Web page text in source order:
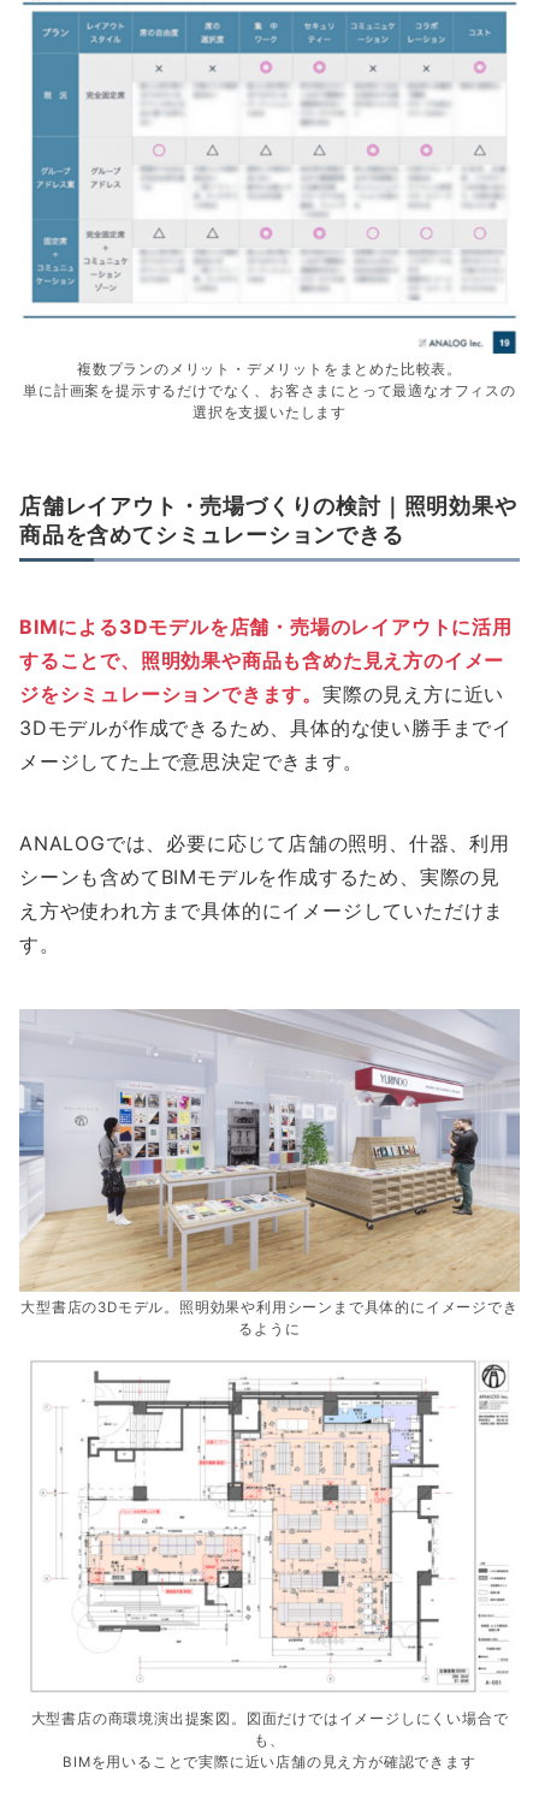
複数プランのメリット・デメリットをまとめた比較表。
単に計画案を提示するだけでなく、お客さまにとって最適なオフィスの
選択を支援いたします
店舗レイアウト・売場づくりの検討｜照明効果や
商品を含めてシミュレーションできる
BIMによる3Dモデルを店舗・売場のレイアウトに活用
することで、照明効果や商品も含めた見え方のイメー
ジをシミュレーションできます。実際の見え方に近い
3Dモデルが作成できるため、具体的な使い勝手までイ
メージしてた上で意思決定できます。
ANALOGでは、必要に応じて店舗の照明、什器、利用
シーンも含めてBIMモデルを作成するため、実際の見
え方や使われ方まで具体的にイメージしていただけま
す。
大型書店の3Dモデル。照明効果や利用シーンまで具体的にイメージでき
るように
大型書店の商環境演出提案図。図面だけではイメージしにくい場合で
も、
BIMを用いることで実際に近い店舗の見え方が確認できます